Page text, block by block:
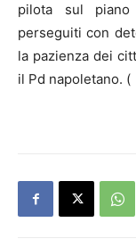
pilota sul piano
perseguiti con
la pazienza dei
il Pd napoletano. (